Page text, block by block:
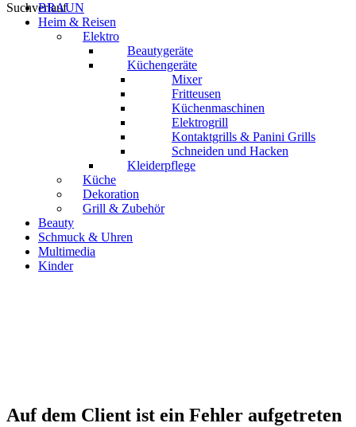
Suchverlauf
BRAUN
Heim & Reisen
Elektro
Beautygeräte
Küchengeräte
Mixer
Fritteusen
Küchenmaschinen
Elektrogrill
Kontaktgrills & Panini Grills
Schneiden und Hacken
Kleiderpflege
Küche
Dekoration
Grill & Zubehör
Beauty
Schmuck & Uhren
Multimedia
Kinder
Auf dem Client ist ein Fehler aufgetreten